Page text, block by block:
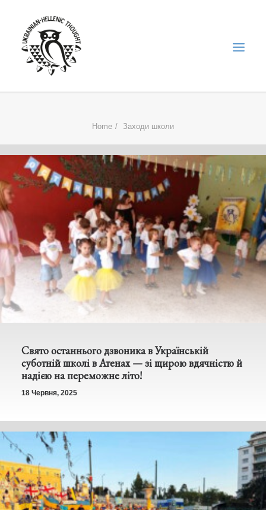
ГОЛОДОМОР
ФОРУМ УКРАЇНСЬКОЇ ДІАСПОРИ В ГРЕЦІЇ
“ВІСНИК”/”ΑΓΓΕΛΙΑΦΌΡΟΣ”
SEARCH
Home Заходи школи
Свято останнього дзвоника в Українській
суботній школі в Атенах — зі щирою вдячністю й
надією на переможне літо!
18 Червня, 2025